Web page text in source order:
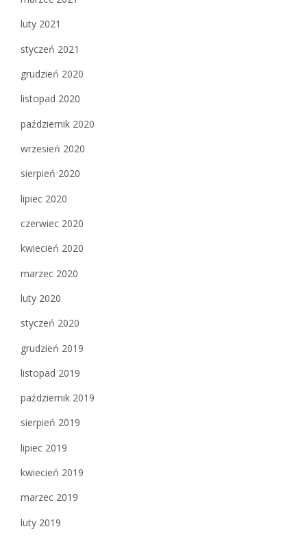
luty 2021
styczeń 2021
grudzień 2020
listopad 2020
październik 2020
wrzesień 2020
sierpień 2020
lipiec 2020
czerwiec 2020
kwiecień 2020
marzec 2020
luty 2020
styczeń 2020
grudzień 2019
listopad 2019
październik 2019
sierpień 2019
lipiec 2019
kwiecień 2019
marzec 2019
luty 2019